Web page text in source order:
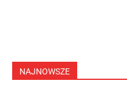
NAJNOWSZE